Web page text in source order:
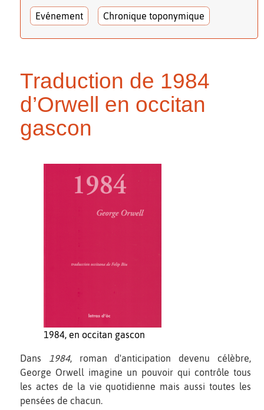
Evénement Chronique toponymique
Traduction de 1984
d’Orwell en occitan
gascon
1984, en occitan gascon
Dans 1984, roman d'anticipation devenu célèbre,
George Orwell imagine un pouvoir qui contrôle tous
les actes de la vie quotidienne mais aussi toutes les
pensées de chacun.